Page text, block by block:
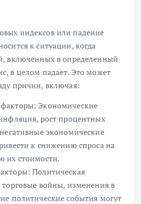
индексов или падение
к ситуации, когда
включенных в определенный
в целом падает. Это может
причин, включая:
Экономические
рост процентных
экономические
к снижению спроса на
их стоимости.
Политическая
торговые войны, изменения в
политические события могут